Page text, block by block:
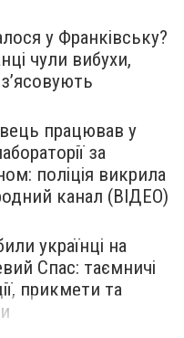
у Франківську?
чули вибухи,
працював у
за
поліція викрила
канал (ВІДЕО)
українці на
Спас: таємничі
прикмети та